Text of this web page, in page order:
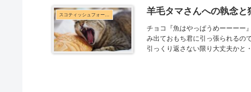
スコティッシュフォールド 羊毛タマさんへの執念と
チョコ『魚はやっぱうめーーーー
み出ておもち君に引っ張られるの
引っくり返さない限り大丈夫かと